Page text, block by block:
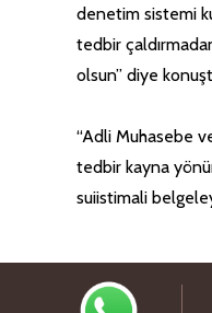
denetim sistemi
tedbir
olsun” diye
“Adli Muhasebe
tedbir kayna
suiistimali